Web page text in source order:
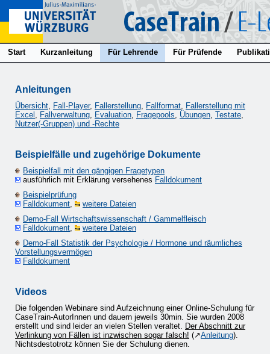
Start Kurzanleitung Für Lehrende Für Prüfende
Anleitungen
Übersicht, Fall-Player, Fallerstellung, Fallformat, Fallerstellung mit
Excel , Fallverwaltung, Evaluation, Fragepools, Übungen, Testate,
Nutzer(-Gruppen) und -Rechte
Beispielfälle und zugehörige Dokumente
Beispielfall mit den gängigen Fragetypen
ausführlich mit Erklärung versehenes Falldokument
Beispielprüfung
Falldokument,
weitere Dateien
Demo-Fall Wirtschaftswissenschaft / Gammelfleisch
Falldokument,
weitere Dateien
Demo-Fall Statistik der Psychologie / Hormone und räumliches
Vorstellungsvermögen
Falldokument
Videos
Die folgenden Webinare sind Aufzeichnung einer Online-Schulung für
CaseTrain-AutorInnen und dauern jeweils 30min. Sie wurden 2008
erstellt und sind leider an vielen Stellen veraltet. Der Abschnitt zur
Verlinkung von Fällen ist inzwischen sogar falsch! (↗Anleitung).
Nichtsdestotrotz können Sie der Schulung dienen.